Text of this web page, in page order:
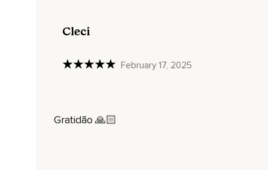
Cleci
February 17, 2025
Gratidão 🙏🏻